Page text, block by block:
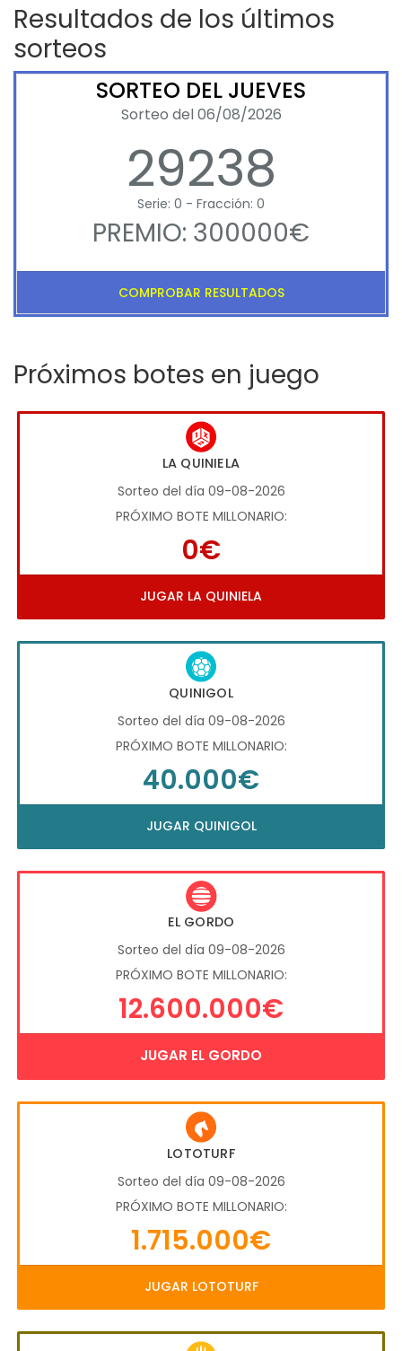
Resultados de los últimos
sorteos
SORTEO DEL JUEVES
Sorteo del 06/08/2026
29238
Serie: 0 - Fracción: 0
PREMIO: 300000€
COMPROBAR RESULTADOS
Próximos botes en juego
LA QUINIELA
Sorteo del día 09-08-2026
PRÓXIMO BOTE MILLONARIO:
0€
JUGAR LA QUINIELA
QUINIGOL
Sorteo del día 09-08-2026
PRÓXIMO BOTE MILLONARIO:
40.000€
JUGAR QUINIGOL
EL GORDO
Sorteo del día 09-08-2026
PRÓXIMO BOTE MILLONARIO:
12.600.000€
JUGAR EL GORDO
LOTOTURF
Sorteo del día 09-08-2026
PRÓXIMO BOTE MILLONARIO:
1.715.000€
JUGAR LOTOTURF